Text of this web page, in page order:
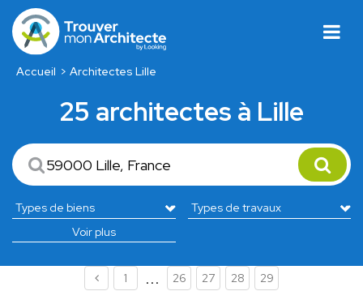
Accueil Architectes Lille
25 architectes à Lille
Voir plus
1 ... 26 27 28 29